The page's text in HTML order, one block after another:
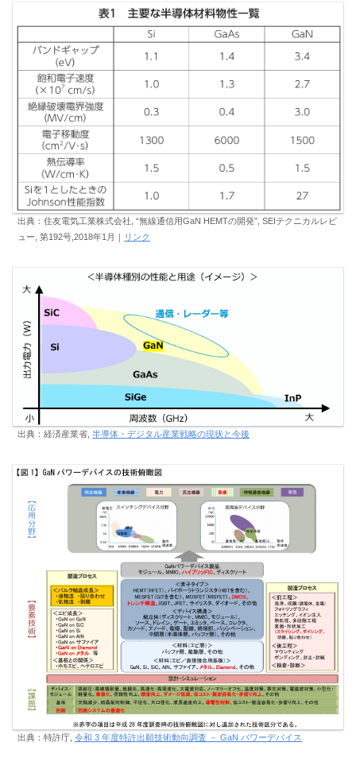
出典：住友電気工業株式会社, “無線通信用GaN HEMTの開発”, SEIテクニカルレビ
ュー, 第192号,2018年1月｜
リンク
出典：経済産業省, 半導体・デジタル産業戦略の現状と今後
出典：特許庁, 令和 3 年度特許出願技術動向調査 － GaN パワーデバイス